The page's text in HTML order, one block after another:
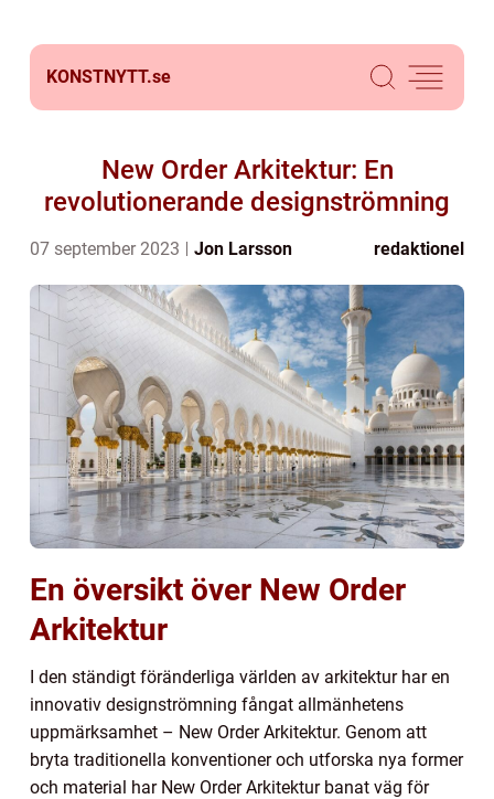
KONSTNYTT.se
New Order Arkitektur: En
revolutionerande designströmning
07 september 2023 Jon Larsson redaktionel
En översikt över New Order
Arkitektur
I den ständigt föränderliga världen av arkitektur har en
innovativ designströmning fångat allmänhetens
uppmärksamhet – New Order Arkitektur. Genom att
bryta traditionella konventioner och utforska nya former
och material har New Order Arkitektur banat väg för